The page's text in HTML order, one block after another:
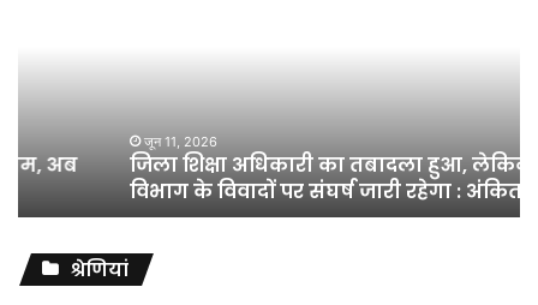
विभाग
विवादों
संघर्ष
जारी
जिला शिक्षा अधिकारी का तबादला हुआ, लेकिन शिक्षा
विभाग के विवादों पर संघर्ष जारी रहेगा : अंकित गौरहा
श्रेणियां